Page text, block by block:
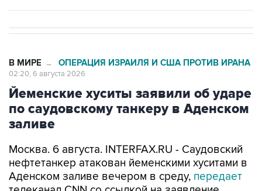
В МИРЕ → ОПЕРАЦИЯ ИЗРАИЛЯ И США ПРОТИВ ИРАНА
02:20, 6 августа 2026
Йеменские хуситы заявили об ударе
по саудовскому танкеру в Аденском
заливе
Москва. 6 августа. INTERFAX.RU - Саудовский
нефтетанкер атакован йеменскими хуситами в
Аденском заливе вечером в среду, передает